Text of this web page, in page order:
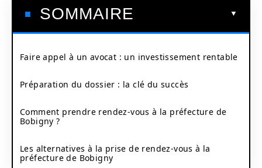
SOMMAIRE
Faire appel à un avocat : un investissement rentable
Préparation du dossier : la clé du succès
Comment prendre rendez-vous à la préfecture de
Bobigny ?
Les alternatives à la prise de rendez-vous à la
préfecture de Bobigny